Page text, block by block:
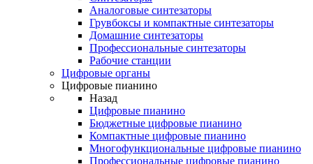
Аналоговые синтезаторы
Грувбоксы и компактные синтезаторы
Домашние синтезаторы
Профессиональные синтезаторы
Рабочие станции
Цифровые органы
Цифровые пианино
Назад
Цифровые пианино
Бюджетные цифровые пианино
Компактные цифровые пианино
Многофункциональные цифровые пианино
Профессиональные цифровые пианино